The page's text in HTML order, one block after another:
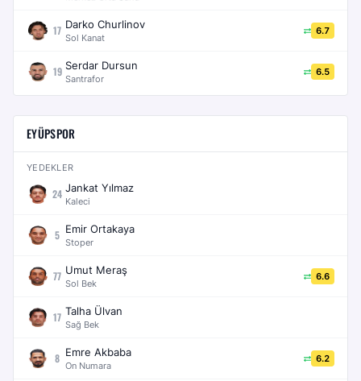
17 Darko Churlinov
Sol Kanat
6.7
19 Serdar Dursun
Santrafor
6.5
EYÜPSPOR
YEDEKLER
24 Jankat Yılmaz
Kaleci
5 Emir Ortakaya
Stoper
77 Umut Meraş
Sol Bek
6.6
17 Talha Ülvan
Sağ Bek
8 Emre Akbaba
On Numara
6.2